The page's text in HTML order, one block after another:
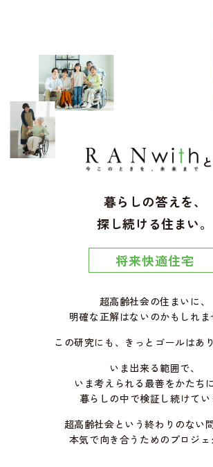
暮らしの答えを、
探し続ける住まい。
将来快適住宅
超高齢社会の住まいに、
明確な正解はないのかもしれま
この研究にも、きっとゴールはあ
いま出来る範囲で、
いま考えられる最善をかたちに
暮らしの中で検証し続けてい
超高齢社会という終わりのない問
本気で向き合うためのプロジェ